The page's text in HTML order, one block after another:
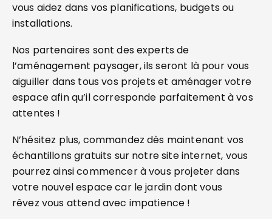
vous aidez dans vos planifications, budgets ou
installations.
Nos partenaires sont des experts de
l’aménagement paysager, ils seront là pour vous
aiguiller dans tous vos projets et aménager votre
espace afin qu’il corresponde parfaitement à vos
attentes !
N’hésitez plus, commandez dès maintenant vos
échantillons gratuits sur notre site internet, vous
pourrez ainsi commencer à vous projeter dans
votre nouvel espace car le jardin dont vous
rêvez vous attend avec impatience !